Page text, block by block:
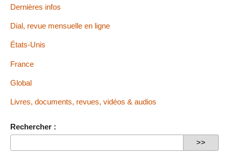
Dernières infos
Dial, revue mensuelle en ligne
États-Unis
France
Global
Livres, documents, revues, vidéos & audios
Rechercher :